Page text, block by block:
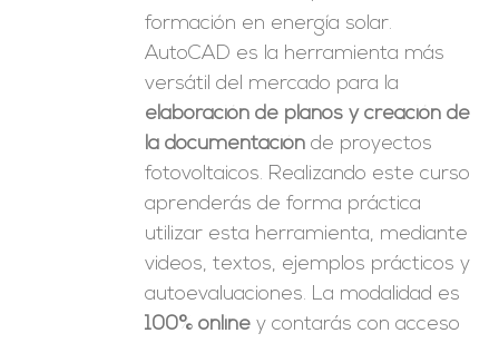
formación en energía solar.
AutoCAD es la herramienta más
versátil del mercado para la
elaboración de planos y creación de
la documentación de proyectos
fotovoltaicos. Realizando este curso
aprenderás de forma práctica
utilizar esta herramienta, mediante
videos, textos, ejemplos prácticos y
autoevaluaciones. La modalidad es
100% online y contarás con acceso